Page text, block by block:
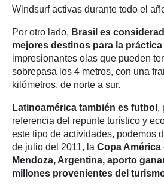
Windsurf activas durante todo el
Por otro lado, Brasil es
mejores destinos para la
impresionantes olas que pueden
sobrepasa los 4 metros, con una
kilómetros, de norte a sur.
Latinoamérica también es futbol ,
referencia del repunte turístico y
este tipo de actividades, podemos
de julio del 2011, la Copa América
Mendoza, Argentina, aporto
millones provenientes del